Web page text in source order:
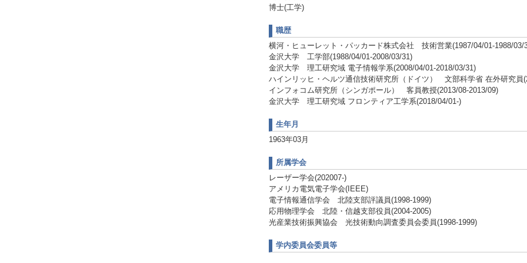
博士(工学)
職歴
横河・ヒューレット・パッカード株式会社 技術営業(1987/04/01-1988/03/
金沢大学 工学部(1988/04/01-2008/03/31)
金沢大学 理工研究域 電子情報学系(2008/04/01-2018/03/31)
ハインリッヒ・ヘルツ通信技術研究所（ドイツ） 文部科学省 在外研究員
インフォコム研究所（シンガポール） 客員教授(2013/08-2013/09)
金沢大学 理工研究域 フロンティア工学系(2018/04/01-)
生年月
1963年03月
所属学会
レーザー学会(202007-)
アメリカ電気電子学会(IEEE)
電子情報通信学会 北陸支部評議員(1998-1999)
応用物理学会 北陸・信越支部役員(2004-2005)
光産業技術振興協会 光技術動向調査委員会委員(1998-1999)
学内委員会委員等